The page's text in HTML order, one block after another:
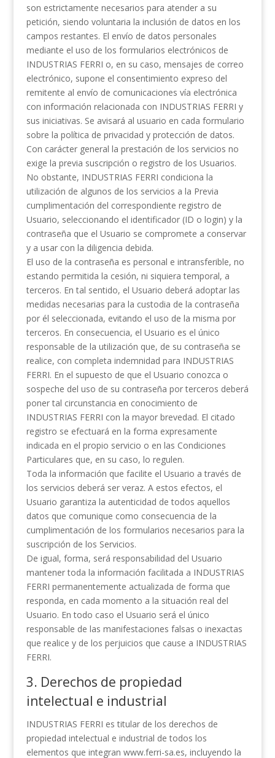
son estrictamente necesarios para atender a su
petición, siendo voluntaria la inclusión de datos en los
campos restantes. El envío de datos personales
mediante el uso de los formularios electrónicos de
INDUSTRIAS FERRI o, en su caso, mensajes de correo
electrónico, supone el consentimiento expreso del
remitente al envío de comunicaciones vía electrónica
con información relacionada con INDUSTRIAS FERRI y
sus iniciativas. Se avisará al usuario en cada formulario
sobre la política de privacidad y protección de datos.
Con carácter general la prestación de los servicios no
exige la previa suscripción o registro de los Usuarios.
No obstante, INDUSTRIAS FERRI condiciona la
utilización de algunos de los servicios a la Previa
cumplimentación del correspondiente registro de
Usuario, seleccionando el identificador (ID o login) y la
contraseña que el Usuario se compromete a conservar
y a usar con la diligencia debida.
El uso de la contraseña es personal e intransferible, no
estando permitida la cesión, ni siquiera temporal, a
terceros. En tal sentido, el Usuario deberá adoptar las
medidas necesarias para la custodia de la contraseña
por él seleccionada, evitando el uso de la misma por
terceros. En consecuencia, el Usuario es el único
responsable de la utilización que, de su contraseña se
realice, con completa indemnidad para INDUSTRIAS
FERRI. En el supuesto de que el Usuario conozca o
sospeche del uso de su contraseña por terceros deberá
poner tal circunstancia en conocimiento de
INDUSTRIAS FERRI con la mayor brevedad. El citado
registro se efectuará en la forma expresamente
indicada en el propio servicio o en las Condiciones
Particulares que, en su caso, lo regulen.
Toda la información que facilite el Usuario a través de
los servicios deberá ser veraz. A estos efectos, el
Usuario garantiza la autenticidad de todos aquellos
datos que comunique como consecuencia de la
cumplimentación de los formularios necesarios para la
suscripción de los Servicios.
De igual, forma, será responsabilidad del Usuario
mantener toda la información facilitada a INDUSTRIAS
FERRI permanentemente actualizada de forma que
responda, en cada momento a la situación real del
Usuario. En todo caso el Usuario será el único
responsable de las manifestaciones falsas o inexactas
que realice y de los perjuicios que cause a INDUSTRIAS
FERRI.
3. Derechos de propiedad
intelectual e industrial
INDUSTRIAS FERRI es titular de los derechos de
propiedad intelectual e industrial de todos los
elementos que integran www.ferri-sa.es, incluyendo la